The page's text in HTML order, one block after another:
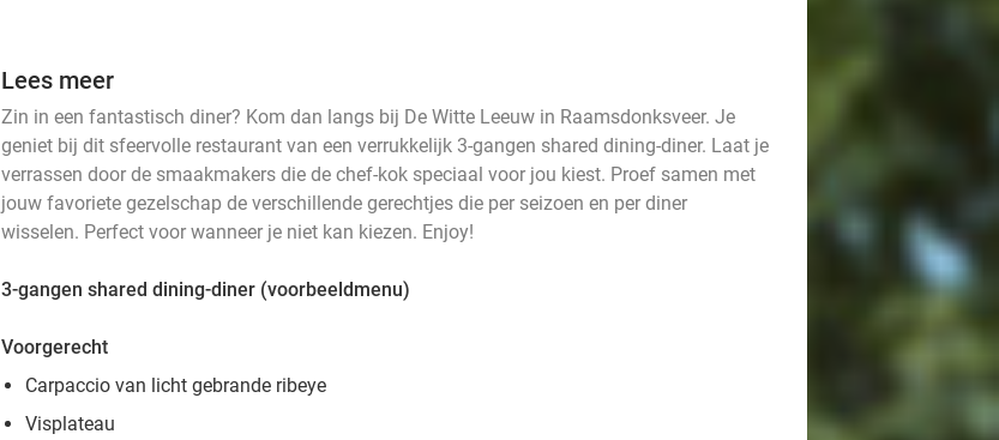
Lees meer
Zin in een fantastisch diner? Kom dan langs bij De Witte Leeuw in Raamsdonksveer. Je
geniet bij dit sfeervolle restaurant van een verrukkelijk 3-gangen shared dining-diner. Laat je
verrassen door de smaakmakers die de chef-kok speciaal voor jou kiest. Proef samen met
jouw favoriete gezelschap de verschillende gerechtjes die per seizoen en per diner
wisselen. Perfect voor wanneer je niet kan kiezen. Enjoy!
3-gangen shared dining-diner (voorbeeldmenu)
Voorgerecht
Carpaccio van licht gebrande ribeye
Visplateau